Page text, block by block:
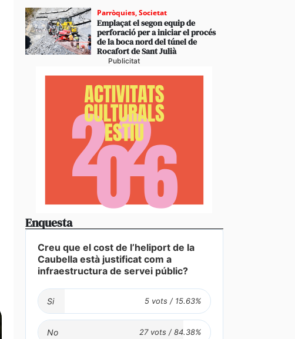
Parròquies,Societat
Emplaçat el segon equip de
perforació per a iniciar el procés
de la boca nord del túnel de
Rocafort de Sant Julià
Publicitat
Enquesta
Creu que el cost de l’heliport de la
Caubella està justificat com a
infraestructura de servei públic?
Si
No